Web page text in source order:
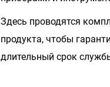
Здесь проводятся
продукта, чтобы
длительный срок